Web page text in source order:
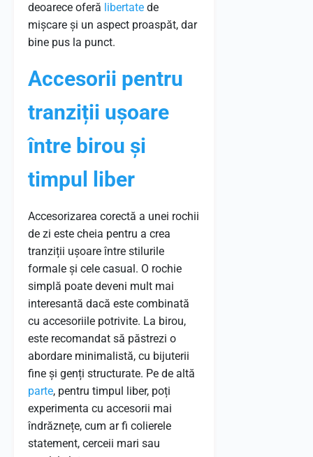
deoarece oferă libertate de
mișcare și un aspect proaspăt, dar
bine pus la punct.
Accesorii pentru
tranziții ușoare
între birou și
timpul liber
Accesorizarea corectă a unei rochii
de zi este cheia pentru a crea
tranziții ușoare între stilurile
formale și cele casual. O rochie
simplă poate deveni mult mai
interesantă dacă este combinată
cu accesoriile potrivite. La birou,
este recomandat să păstrezi o
abordare minimalistă, cu bijuterii
fine și genți structurate. Pe de altă
parte, pentru timpul liber, poți
experimenta cu accesorii mai
îndrăznețe, cum ar fi colierele
statement, cerceii mari sau